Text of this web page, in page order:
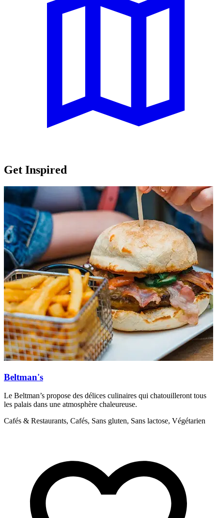
Get Inspired
Beltman's
Le Beltman’s propose des délices culinaires qui chatouilleront tous
les palais dans une atmosphère chaleureuse.
Cafés & Restaurants, Cafés, Sans gluten, Sans lactose, Végétarien